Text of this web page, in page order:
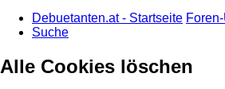
Debuetanten.at - Startseite
Suche
Alle Cookies löschen